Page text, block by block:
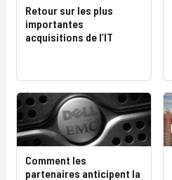
Retour sur les plus
importantes
acquisitions de l’IT
Comment les
partenaires anticipent la